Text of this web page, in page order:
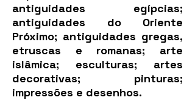
antiguidades egípcias;
antiguidades do Oriente
Próximo; antiguidades gregas,
etruscas e romanas; arte
islâmica; esculturas; artes
decorativas; pinturas;
impressões e desenhos.